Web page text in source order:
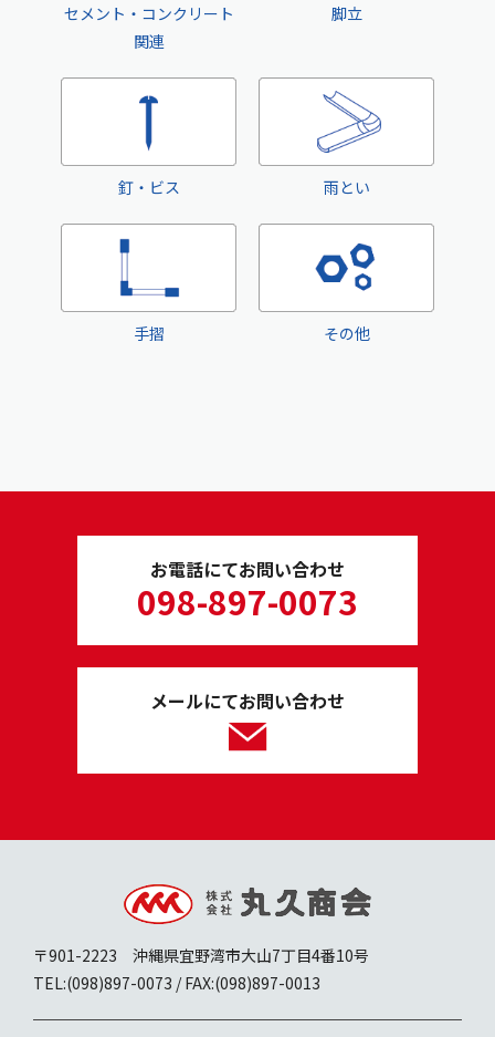
セメント・コンクリート
関連
脚立
釘・ビス 雨とい
手摺 その他
お電話にてお問い合わせ
098-897-0073
メールにてお問い合わせ
〒901-2223 沖縄県宜野湾市大山7丁目4番10号
TEL:(098)897-0073 / FAX:(098)897-0013